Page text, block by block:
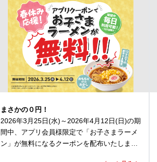
暑さで食欲が落ちがちなこの季節にぴったり
な「シビカラ麻辣担々麺」と「セアブラ胡麻
担々麺」。
ぜひこの機会に、ランチやディナーで魁力屋
こだわりの夏限定メニューをお楽しみくださ
魁力屋こだわりのかえし(醤油ダレ)を使用
し、超強火で一つひとつ丁寧に炒める焼きめ
しは、香ばしさと鍋を振る音が食欲を刺激す
る自慢の一品。
ラーメンとの相性も抜群で、定食人気No.1を
誇る大人気メニューです。
そのまま豪快に頬張るも良し。
みにアレンジするも良し。
食べ放題のねぎやたくあんと合わせれば、箸
が止まらなくなること間違いなし！
さらに、たっぷりお召し上がりになりたい方
まさかの０円！
2026年3月25日(水)～2026年4月12日(日)の期
間中、アプリ会員様限定で「お子さまラーメ
ン」が無料になるクーポンを配布いたしま